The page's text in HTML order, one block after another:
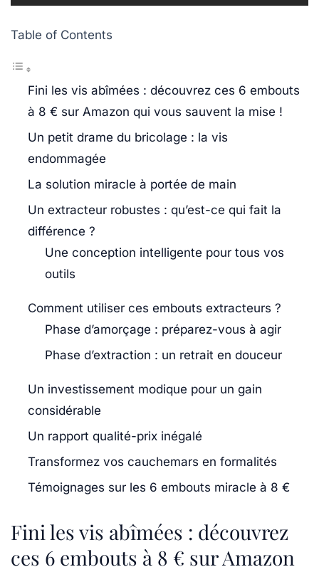
Table of Contents
Fini les vis abîmées : découvrez ces 6 embouts
à 8 € sur Amazon qui vous sauvent la mise !
Un petit drame du bricolage : la vis
endommagée
La solution miracle à portée de main
Un extracteur robustes : qu’est-ce qui fait la
différence ?
Une conception intelligente pour tous vos
outils
Comment utiliser ces embouts extracteurs ?
Phase d’amorçage : préparez-vous à agir
Phase d’extraction : un retrait en douceur
Un investissement modique pour un gain
considérable
Un rapport qualité-prix inégalé
Transformez vos cauchemars en formalités
Témoignages sur les 6 embouts miracle à 8 €
Fini les vis abîmées : découvrez
ces 6 embouts à 8 € sur Amazon